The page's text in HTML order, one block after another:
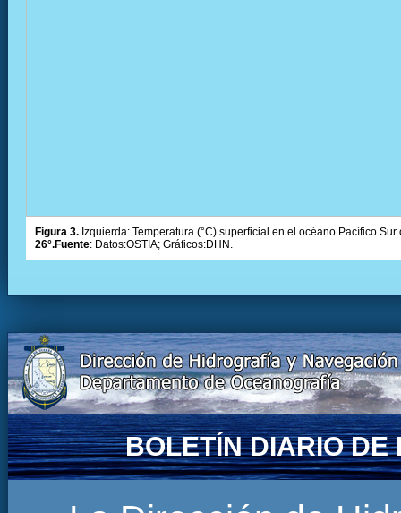
Figura 3. Izquierda: Temperatura (°C) superficial en el océano Pacífico
26°.Fuente: Datos:OSTIA; Gráficos:DHN.
BOLETÍN DIARIO DE